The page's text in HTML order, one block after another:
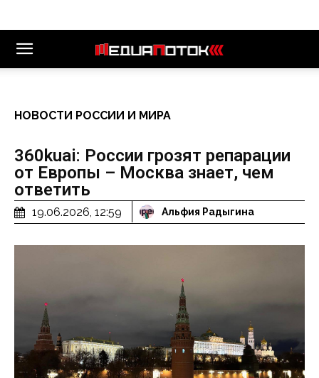
НОВОСТИ РОССИИ И МИРА
360kuai: России грозят репарации
от Европы – Москва знает, чем
ответить
19.06.2026, 12:59 Альфия Радыгина